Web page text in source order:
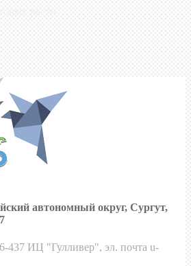
автономный округ, Сургут,
437 ИЦ "Гулливер", эл. почта u-